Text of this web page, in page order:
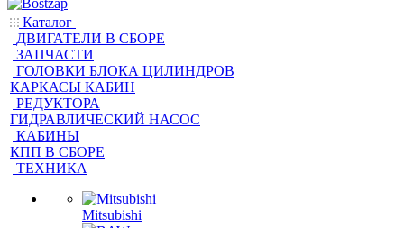
Каталог
ДВИГАТЕЛИ В СБОРЕ
ЗАПЧАСТИ
ГОЛОВКИ БЛОКА ЦИЛИНДРОВ
КАРКАСЫ КАБИН
РЕДУКТОРА
ГИДРАВЛИЧЕСКИЙ НАСОС
КАБИНЫ
КПП В СБОРЕ
ТЕХНИКА
Mitsubishi